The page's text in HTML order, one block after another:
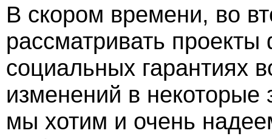
В скором времени, во
рассматривать
социальных гарантиях
изменений в
мы хотим и очень